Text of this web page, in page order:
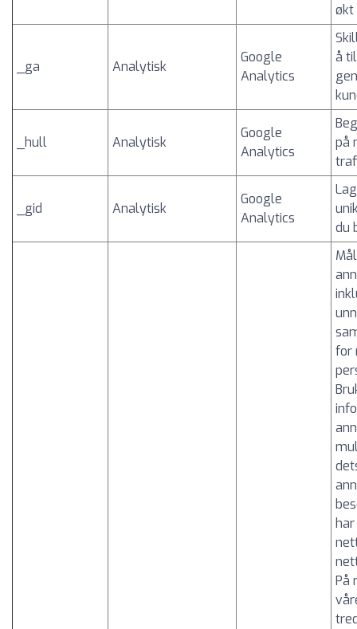
økt
_ga Analytisk
Google
Analytics
å
_hull Analytisk
Google
Analytics
på
_gid Analytisk
Google
Analytics
du
for
På